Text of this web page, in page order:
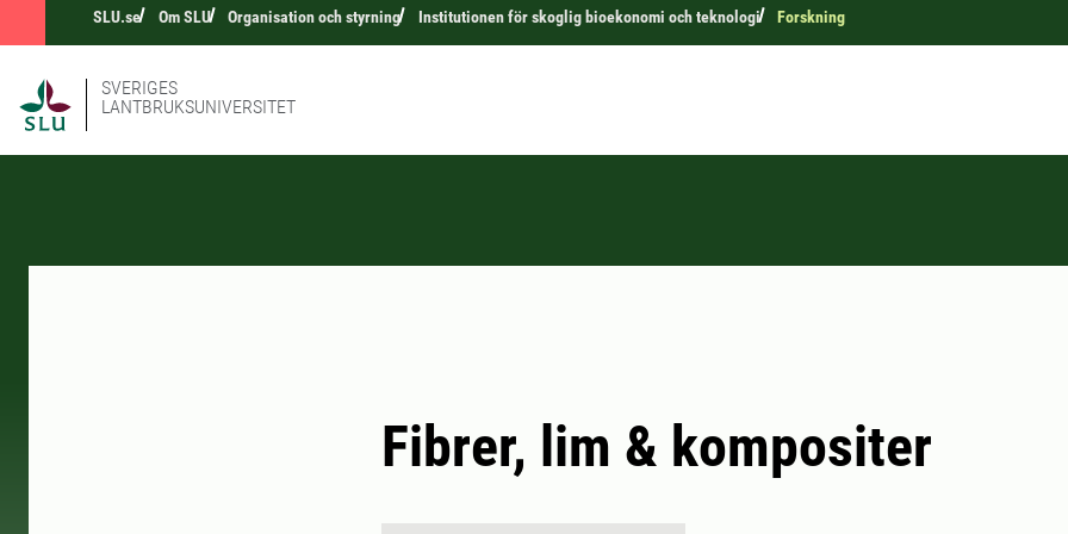
SLU.se Om SLU Organisation och styrning Institutionen för skoglig bioekonomi och teknologi Forskning
SVERIGES
LANTBRUKSUNIVERSITET
Fibrer, lim & kompositer